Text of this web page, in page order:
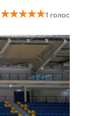
★★★★★
★★★★★1 голос